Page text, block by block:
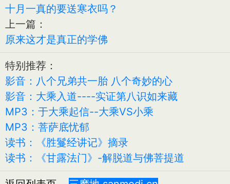
十月一真的要送寒衣吗？
上一篇：
原来这才是真正的学佛
特别推荐：
影音：八个兄弟共一胎 八个奇妙的心
影音：大乘入道----实证第八识如来藏
MP3：于大乘起信--大乘VS小乘
MP3：菩萨底忧郁
读书：《胜鬘经讲记》摘录
读书：《甘露法门》-解脱道与佛菩提道